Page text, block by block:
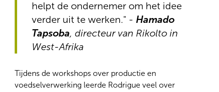
helpt de ondernemer om het idee
verder uit te werken." - Hamado
Tapsoba, directeur van Rikolto in
West-Afrika
Tijdens de workshops over productie en
voedselverwerking leerde Rodrigue veel over